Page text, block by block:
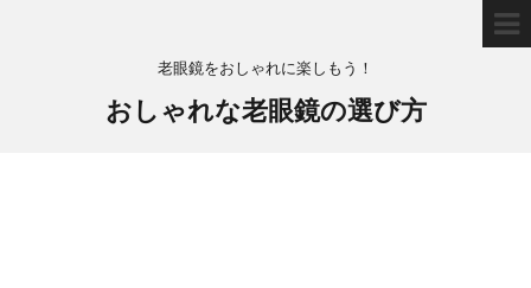
老眼鏡をおしゃれに楽しもう！
おしゃれな老眼鏡の選び方